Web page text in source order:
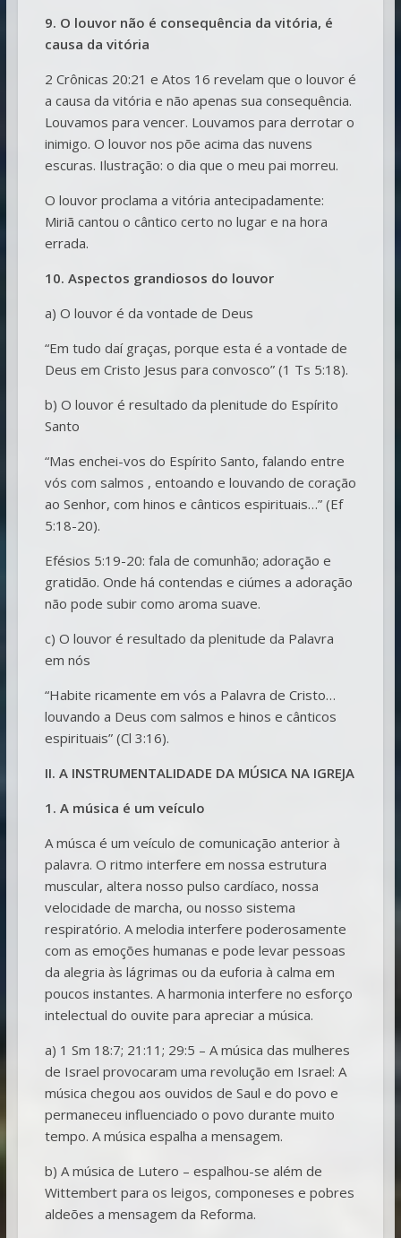
9. O louvor não é consequência da vitória, é
causa da vitória
2 Crônicas 20:21 e Atos 16 revelam que o louvor é
a causa da vitória e não apenas sua consequência.
Louvamos para vencer. Louvamos para derrotar o
inimigo. O louvor nos põe acima das nuvens
escuras. Ilustração: o dia que o meu pai morreu.
O louvor proclama a vitória antecipadamente:
Miriã cantou o cântico certo no lugar e na hora
errada.
10. Aspectos grandiosos do louvor
a) O louvor é da vontade de Deus
“Em tudo daí graças, porque esta é a vontade de
Deus em Cristo Jesus para convosco” (1 Ts 5:18).
b) O louvor é resultado da plenitude do Espírito
Santo
“Mas enchei-vos do Espírito Santo, falando entre
vós com salmos , entoando e louvando de coração
ao Senhor, com hinos e cânticos espirituais…” (Ef
5:18-20).
Efésios 5:19-20: fala de comunhão; adoração e
gratidão. Onde há contendas e ciúmes a adoração
não pode subir como aroma suave.
c) O louvor é resultado da plenitude da Palavra
em nós
“Habite ricamente em vós a Palavra de Cristo…
louvando a Deus com salmos e hinos e cânticos
espirituais” (Cl 3:16).
II. A INSTRUMENTALIDADE DA MÚSICA NA IGREJA
1. A música é um veículo
A músca é um veículo de comunicação anterior à
palavra. O ritmo interfere em nossa estrutura
muscular, altera nosso pulso cardíaco, nossa
velocidade de marcha, ou nosso sistema
respiratório. A melodia interfere poderosamente
com as emoções humanas e pode levar pessoas
da alegria às lágrimas ou da euforia à calma em
poucos instantes. A harmonia interfere no esforço
intelectual do ouvite para apreciar a música.
a) 1 Sm 18:7; 21:11; 29:5 – A música das mulheres
de Israel provocaram uma revolução em Israel: A
música chegou aos ouvidos de Saul e do povo e
permaneceu influenciado o povo durante muito
tempo. A música espalha a mensagem.
b) A música de Lutero – espalhou-se além de
Wittembert para os leigos, componeses e pobres
aldeões a mensagem da Reforma.